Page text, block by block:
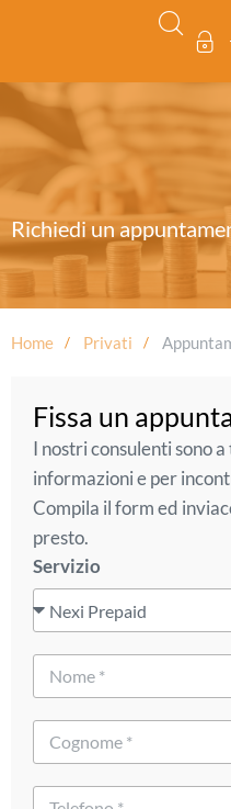
Richiedi un
Home Privati
Fissa un
I nostri consulenti sono
informazioni e per
Compila il form ed
presto.
Servizio